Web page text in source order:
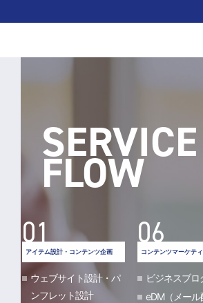
SERVICE
FLOW
01
アイテム設計・コンテンツ企画
ウェブサイト設計・パ
ンフレット設計
06
コンテンツマーケテ
ビジネスブロ
eDM（メール